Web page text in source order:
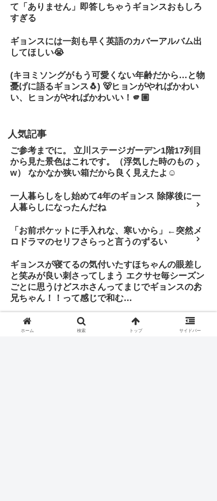
て「ありません」即答しちゃうギョンスおもしろ
すぎる
ギョンスには一刻も早く英語のカバーアルバム出
してほしい😭
(キヨミソングがもう可愛くない年齢だから…と物
憂げに語るギョンス🐧) 🐻‍ヒョンがやればかわい
い、ヒョンがやればかわいい！🫵🏼
人気記事
ご参考までに。 立川ステージガーデン1階17列目
から見た景色はこれです。（浮気した時のもの
w） なかなか狭い箱だから良く見えたよ☺
一人暮らしをし始めて4年のギョンス 除隊後に一
人暮らしになったんだね
「お前ポケットに手入れな、寒いから」←突然メ
ロドラマのセリフさらっと言うのずるい
ギョンスが寝てるの気付いたすほちゃんの眼差し
と笑みが良い刺さってしまう エクサセ毎シーズン
ごとに思うけどスホさんってまじでギョンスのお
兄ちゃん！！って感じで和む…
「その判断に振り回されたくはありません。僕は
自分の立ち位置で全力を尽くし、歌手と俳優双方
ホーム 検索 トップ サイドバー